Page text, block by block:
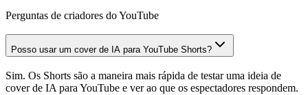
Perguntas de criadores do YouTube
Posso usar um cover de IA para YouTube Shorts?
Sim. Os Shorts são a maneira mais rápida de testar uma ideia de
cover de IA para YouTube e ver ao que os espectadores respondem.